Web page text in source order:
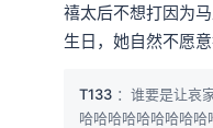
禧太后不想打因为
生日，她自然不愿
T133 ：谁要是让哀
哈哈哈哈哈哈哈哈哈